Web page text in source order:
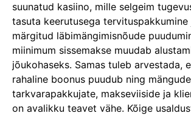
suunatud kasiino, mille selgeim
tasuta keerutusega tervituspakkumine
märgitud läbimängimisnõude
miinimum sissemakse muudab
jõukohaseks. Samas tuleb arvestada,
rahaline boonus puudub ning
tarkvarapakkujate, makseviiside ja
on avalikku teavet vähe. Kõige